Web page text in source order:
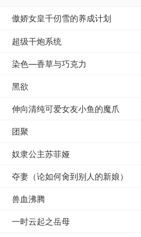
傲娇女皇千仞雪的养成计划
超级干炮系统
染色—香草与巧克力
黑欲
伸向清纯可爱女友小鱼的魔爪
团聚
奴隶公主苏菲娅
夺妻（论如何肏到别人的新娘）
兽血沸腾
一时云起之岳母